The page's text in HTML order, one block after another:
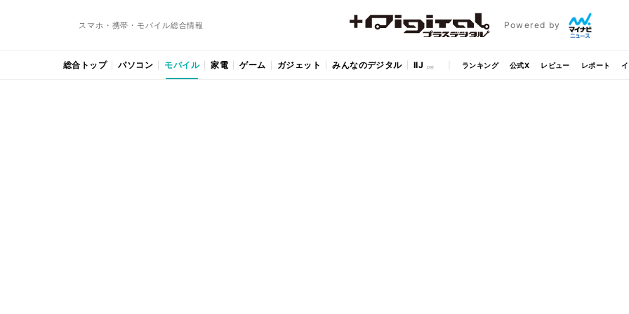
スマホ・携帯・モバイル総合情報 Powered by
総合トップ パソコン モバイル 家電 ゲーム ガジェット みんなのデジタル IIJ ランキング 公式X レビュー レポート